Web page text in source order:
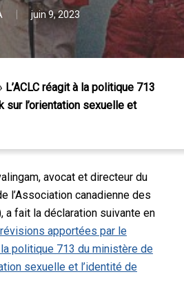
juin 9, 2023
L’ACLC réagit à la politique 713
sur l’orientation sexuelle et
avocat et directeur du
l’Association canadienne des
a fait la déclaration suivante en
apportées par le
politique 713 du ministère de
sexuelle et l’identité de